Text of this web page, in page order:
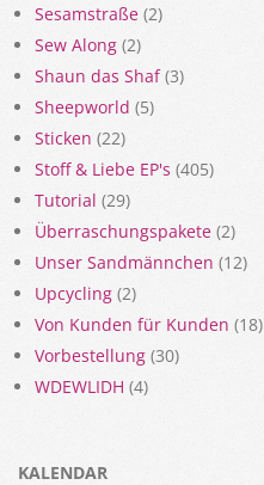
Sesamstraße (2)
Sew Along (2)
Shaun das Shaf(3)
Sheepworld (5)
Sticken (22)
Stoff & Liebe EP's (405)
Tutorial (29)
Überraschungspakete (2)
Unser Sandmännchen (12)
Upcycling (2)
Von Kunden für Kunden (18)
Vorbestellung (30)
WDEWLIDH (4)
KALENDAR